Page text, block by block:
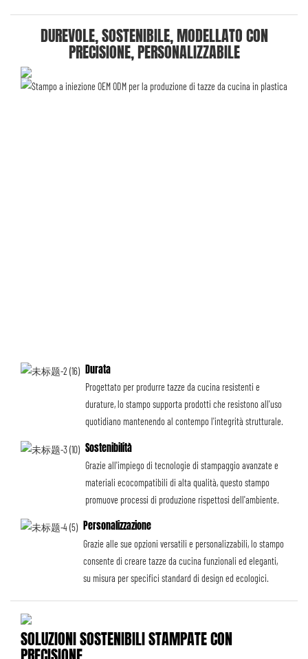
DUREVOLE, SOSTENIBILE, MODELLATO CON
PRECISIONE, PERSONALIZZABILE
Durata
Progettato per produrre tazze da cucina resistenti e
durature, lo stampo supporta prodotti che resistono all'uso
quotidiano mantenendo al contempo l'integrità strutturale.
Sostenibilità
Grazie all'impiego di tecnologie di stampaggio avanzate e
materiali ecocompatibili di alta qualità, questo stampo
promuove processi di produzione rispettosi dell'ambiente.
Personalizzazione
Grazie alle sue opzioni versatili e personalizzabili, lo stampo
consente di creare tazze da cucina funzionali ed eleganti,
su misura per specifici standard di design ed ecologici.
SOLUZIONI SOSTENIBILI STAMPATE CON